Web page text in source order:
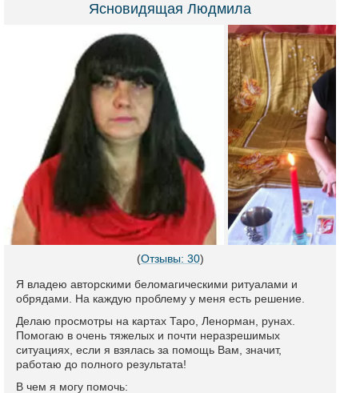
Ясновидящая Людмила
(Отзывы: 30)
Я владею авторскими беломагическими ритуалами и
обрядами. На каждую проблему у меня есть решение.
Делаю просмотры на картах Таро, Ленорман, рунах.
Помогаю в очень тяжелых и почти неразрешимых
ситуациях, если я взялась за помощь Вам, значит,
работаю до полного результата!
В чем я могу помочь: